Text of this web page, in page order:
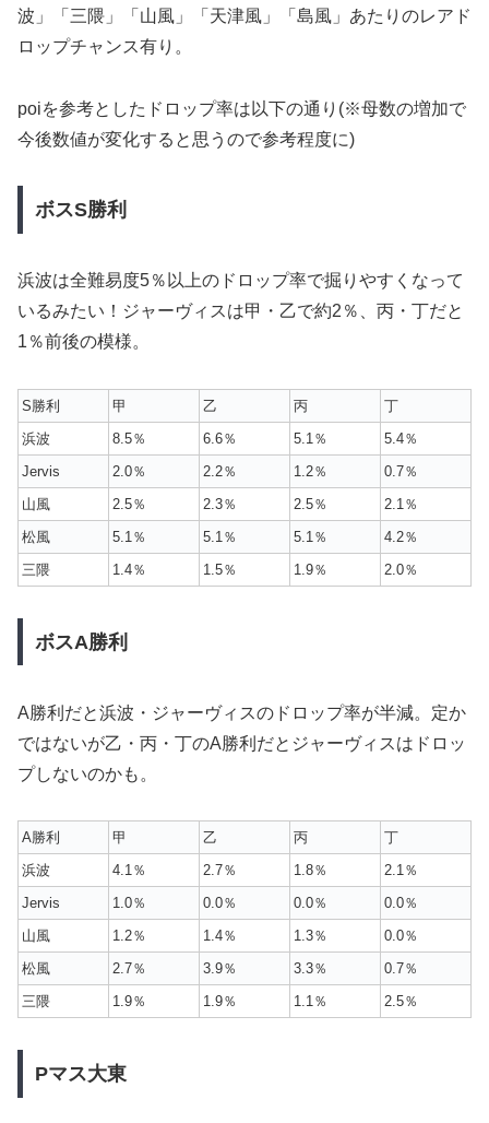
波」「三隈」「山風」「天津風」「島風」あたりのレアド
ロップチャンス有り。
poiを参考としたドロップ率は以下の通り(※母数の増加で
今後数値が変化すると思うので参考程度に)
ボスS勝利
浜波は全難易度5％以上のドロップ率で掘りやすくなって
いるみたい！ジャーヴィスは甲・乙で約2％、丙・丁だと
1％前後の模様。
S勝利 甲 乙 丙
丁
浜波
8.5％ 6.6％ 5.1％
5.4％
Jervis
2.0％ 2.2％ 1.2％
0.7％
山風
2.5％ 2.3％ 2.5％
2.1％
松風
5.1％ 5.1％ 5.1％
4.2％
三隈
1.4％ 1.5％ 1.9％ 2.0％
ボスA勝利
A勝利だと浜波・ジャーヴィスのドロップ率が半減。定か
ではないが乙・丙・丁のA勝利だとジャーヴィスはドロッ
プしないのかも。
A勝利 甲 乙 丙
丁
浜波
4.1％ 2.7％ 1.8％
2.1％
Jervis
1.0％ 0.0％ 0.0％
0.0％
山風
1.2％ 1.4％ 1.3％
0.0％
松風
2.7％ 3.9％ 3.3％
0.7％
三隈
1.9％ 1.9％ 1.1％ 2.5％
Pマス大東